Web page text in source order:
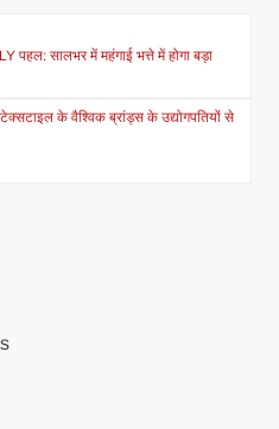
पहल: सालभर में महंगाई भत्ते में होगा बड़ा
के वैश्विक ब्रांड्स के उद्योगपतियों से